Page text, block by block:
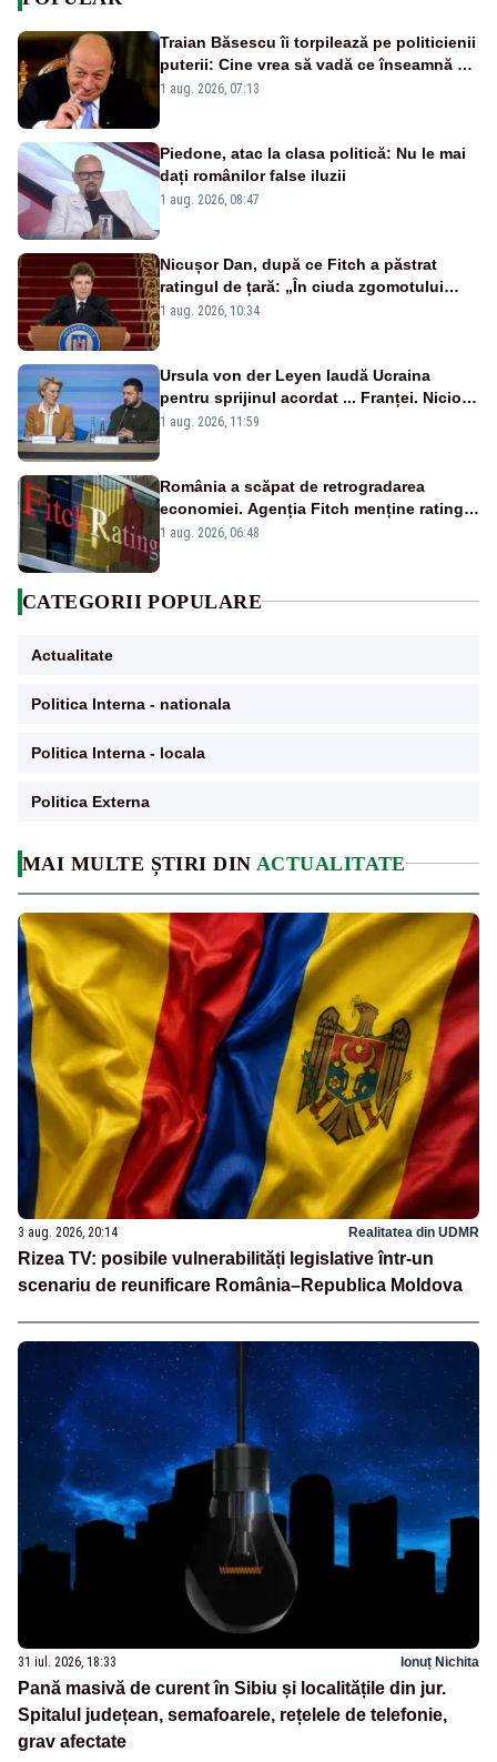
MAI MULTE ȘTIRI DIN ACTUALITATE
3 aug. 2026, 20:14 Realitatea din UDMR
Rizea TV: posibile vulnerabilități legislative într-un
scenariu de reunificare România–Republica Moldova
31 iul. 2026, 18:33 Ionuț Nichita
Pană masivă de curent în Sibiu și localitățile din jur.
Spitalul județean, semafoarele, rețelele de telefonie,
grav afectate
Traian Băsescu îi torpilează pe politicienii
puterii: Cine vrea să vadă ce înseamnă să
fii prost, se uită la România
1 aug. 2026, 07:13
Piedone, atac la clasa politică: Nu le mai
dați românilor false iluzii
1 aug. 2026, 08:47
Nicușor Dan, după ce Fitch a păstrat
ratingul de țară: „În ciuda zgomotului
politic, România funcționează”
1 aug. 2026, 10:34
Ursula von der Leyen laudă Ucraina
pentru sprijinul acordat ... Franței. Nicio
reacție privind ajutorul energetic promis
1 aug. 2026, 11:59
România a scăpat de retrogradarea
economiei. Agenția Fitch menține ratingul
„BBB-” cu perspectivă negativă
1 aug. 2026, 06:48
CATEGORII POPULARE
Actualitate
Politica Interna - nationala
Politica Interna - locala
Politica Externa